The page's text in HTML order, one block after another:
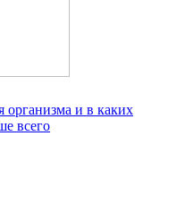
организма и в каких
всего